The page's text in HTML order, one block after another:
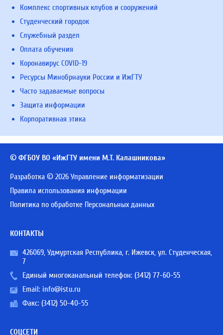
Комплекс спортивных клубов и сооружений
Студенческий городок
Служебный раздел
Оплата обучения
Коронавирус COVID-19
Ресурсы Минобрнауки России и ИжГТУ
Часто задаваемые вопросы
Защита информации
Корпоративная этика
© ФГБОУ ВО «ИжГТУ имени М.Т. Калашникова»
Разработка © 2026 Управление информатизации
Правила использования информации
Политика по обработке Персональных данных
КОНТАКТЫ
426069, Удмуртская Республика, г. Ижевск, ул. Студенческая,
7
Единый многоканальный телефон: (3412) 77-60-55
Email: info@istu.ru
Факс: (3412) 50-40-55
СОЦСЕТИ